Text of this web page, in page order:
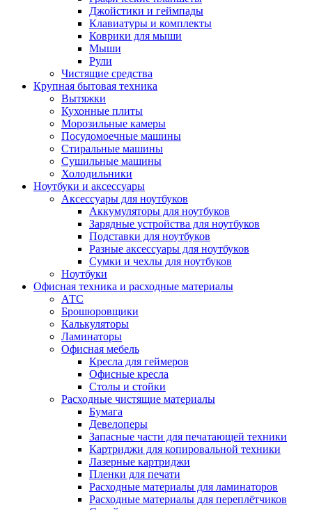
Джойстики и геймпады
Клавиатуры и комплекты
Коврики для мыши
Мыши
Рули
Чистящие средства
Крупная бытовая техника
Вытяжки
Кухонные плиты
Морозильные камеры
Посудомоечные машины
Стиральные машины
Сушильные машины
Холодильники
Ноутбуки и аксессуары
Аксессуары для ноутбуков
Аккумуляторы для ноутбуков
Зарядные устройства для ноутбуков
Подставки для ноутбуков
Разные аксессуары для ноутбуков
Сумки и чехлы для ноутбуков
Ноутбуки
Офисная техника и расходные материалы
АТС
Брошюровщики
Калькуляторы
Ламинаторы
Офисная мебель
Кресла для геймеров
Офисные кресла
Столы и стойки
Расходные чистящие материалы
Бумага
Девелоперы
Запасные части для печатающей техники
Картриджи для копировальной техники
Лазерные картриджи
Пленки для печати
Расходные материалы для ламинаторов
Расходные материалы для переплётчиков